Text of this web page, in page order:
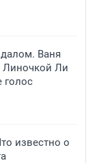
Ваня
Линочкой Ли
голос
известно о